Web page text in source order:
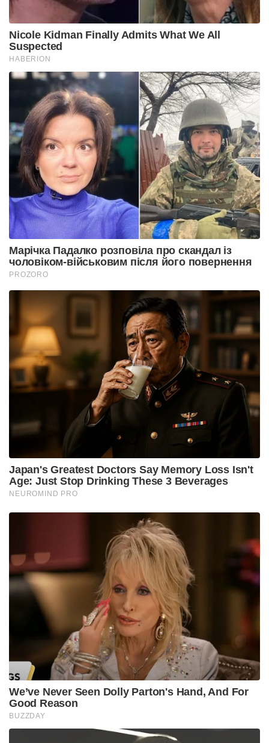
Nicole Kidman Finally Admits What We All
Suspected
HABERION
Марічка Падалко розповіла про скандал із
чоловіком-військовим після його повернення
PROZORO
Japan's Greatest Doctors Say Memory Loss Isn't
Age: Just Stop Drinking These 3 Beverages
NEUROMIND PRO
We’ve Never Seen Dolly Parton's Hand, And For
Good Reason
BUZZDAY